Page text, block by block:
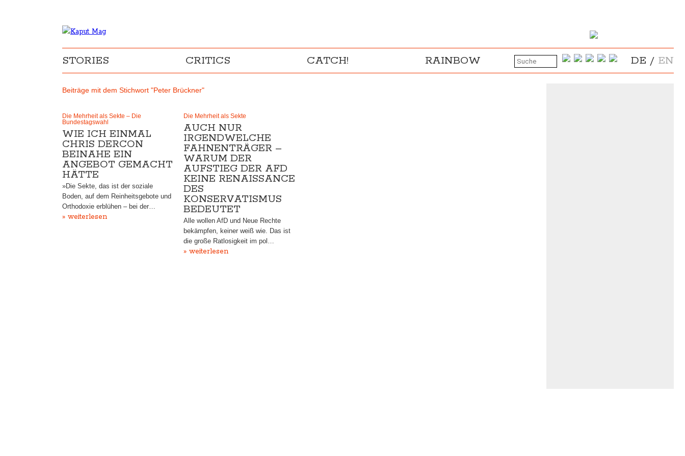
STORIES CRITICS CATCH! RAINBOW DE / EN
Beiträge mit dem Stichwort "Peter Brückner"
Die Mehrheit als Sekte – Die
Bundestagswahl
WIE ICH EINMAL
CHRIS DERCON
BEINAHE EIN
ANGEBOT GEMACHT
HÄTTE
»Die Sekte, das ist der soziale
Boden, auf dem Reinheitsgebote und
Orthodoxie erblühen – bei der…
» weiterlesen
Die Mehrheit als Sekte
AUCH NUR
IRGENDWELCHE
FAHNENTRÄGER –
WARUM DER
AUFSTIEG DER AFD
KEINE RENAISSANCE
DES
KONSERVATISMUS
BEDEUTET
Alle wollen AfD und Neue Rechte
bekämpfen, keiner weiß wie. Das ist
die große Ratlosigkeit im pol…
» weiterlesen